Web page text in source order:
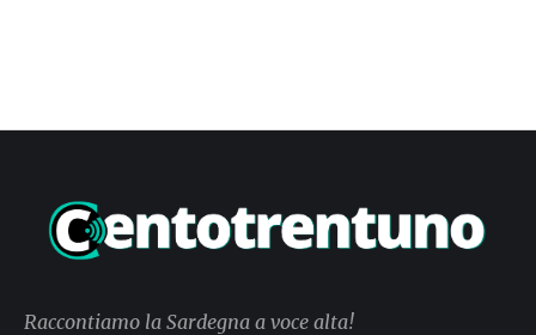
Raccontiamo la Sardegna a voce alta!